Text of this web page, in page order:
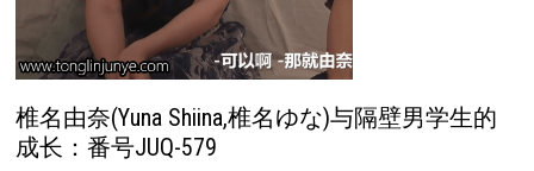
椎名由奈(Yuna Shiina,椎名ゆな)与隔壁男学生的
成长：番号JUQ-579